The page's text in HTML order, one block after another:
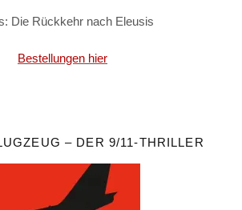
Bestellungen hier
– DER 9/11-THRILLER